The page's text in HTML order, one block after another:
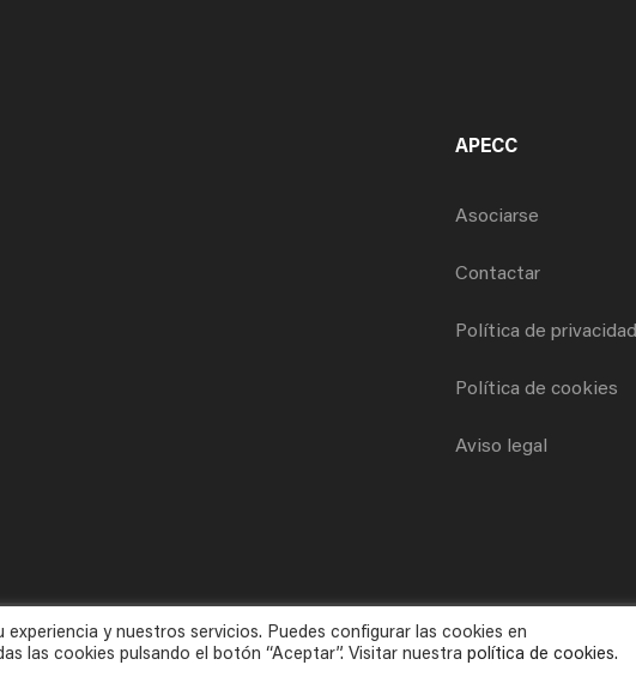
APECC
Asociarse
Contactar
Política de privacidad
Política de cookies
Aviso legal
Todos los derechos reservados © 2025 APECC
y nuestros servicios. Puedes configurar las cookies en
las cookies pulsando el botón “Aceptar”. Visitar nuestra política de cookies.